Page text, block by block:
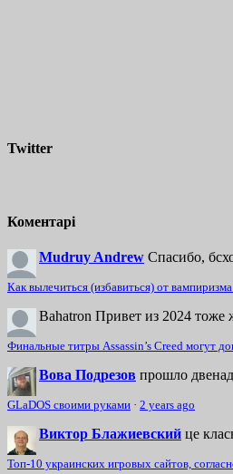
Twitter
Коментарі
Mudruy Andrew Спасибо,
Как вылечиться (избавиться) от
Bahatron Привет из 2024 тоже
Финальные титры Assassin’s Creed могут
Вова Подрезов прошло
GLaDOS своими руками · 2 years ago
Виктор Блажиевский це
Топ-10 украинских игровых сайтов,